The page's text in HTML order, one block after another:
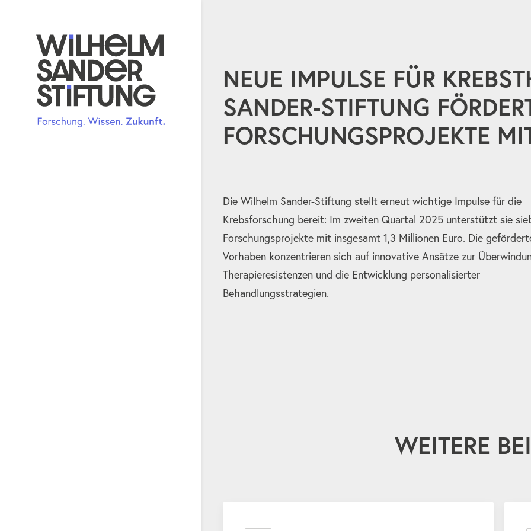
NEUE IMPULSE FÜR
SANDER-STIFTUNG
FORSCHUNGSPROJEKTE
Die Wilhelm Sander-Stiftung stellt erneut wichtige Impulse für die
Krebsforschung bereit: Im zweiten Quartal 2025 unterstützt sie
Forschungsprojekte mit insgesamt 1,3 Millionen Euro. Die
Vorhaben konzentrieren sich auf innovative Ansätze zur
Therapieresistenzen und die Entwicklung personalisierter
Behandlungsstrategien.
WEITERE